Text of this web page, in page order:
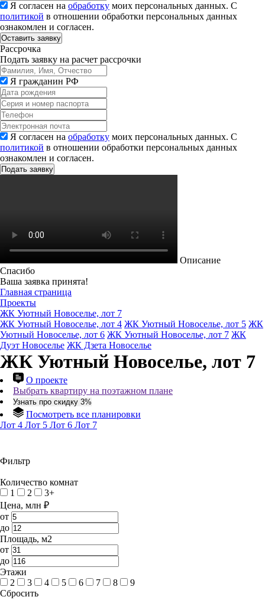
Я согласен на обработку моих персональных данных. С
политикой в отношении обработки персональных данных
ознакомлен и согласен.
Рассрочка
Подать заявку на расчет рассрочки
Я гражданин РФ
Я согласен на обработку моих персональных данных. С
политикой в отношении обработки персональных данных
ознакомлен и согласен.
Описание
Спасибо
Ваша заявка принята!
Главная страница
Проекты
ЖК Уютный Новоселье, лот 7
ЖК Уютный Новоселье, лот 4 ЖК Уютный Новоселье, лот 5 ЖК
Уютный Новоселье, лот 6 ЖК Уютный Новоселье, лот 7 ЖК
Дуэт Новоселье ЖК Дзета Новоселье
ЖК Уютный Новоселье, лот 7
О проекте
Выбрать квартиру на поэтажном плане
Узнать про скидку 3%
Посмотреть все планировки
Лот 4 Лот 5 Лот 6 Лот 7
Фильтр
Количество комнат
1
2
3+
Цена, млн ₽
от
до
Площадь, м2
от
до
Этажи
2
3 4 5 6 7 8
9
Сбросить